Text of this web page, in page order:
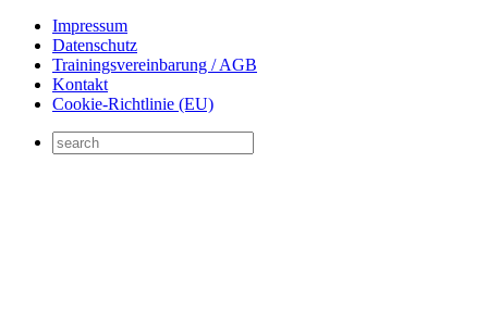
Impressum
Datenschutz
Trainingsvereinbarung / AGB
Kontakt
Cookie-Richtlinie (EU)